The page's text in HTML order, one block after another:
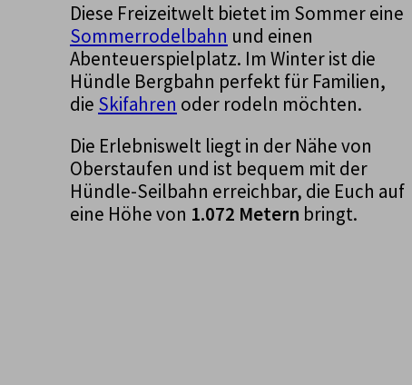
Diese Freizeitwelt bietet im Sommer eine
Sommerrodelbahn und einen
Abenteuerspielplatz. Im Winter ist die
Hündle Bergbahn perfekt für Familien,
die Skifahren oder rodeln möchten.
Die Erlebniswelt liegt in der Nähe von
Oberstaufen und ist bequem mit der
Hündle-Seilbahn erreichbar, die Euch auf
eine Höhe von 1.072 Metern bringt.